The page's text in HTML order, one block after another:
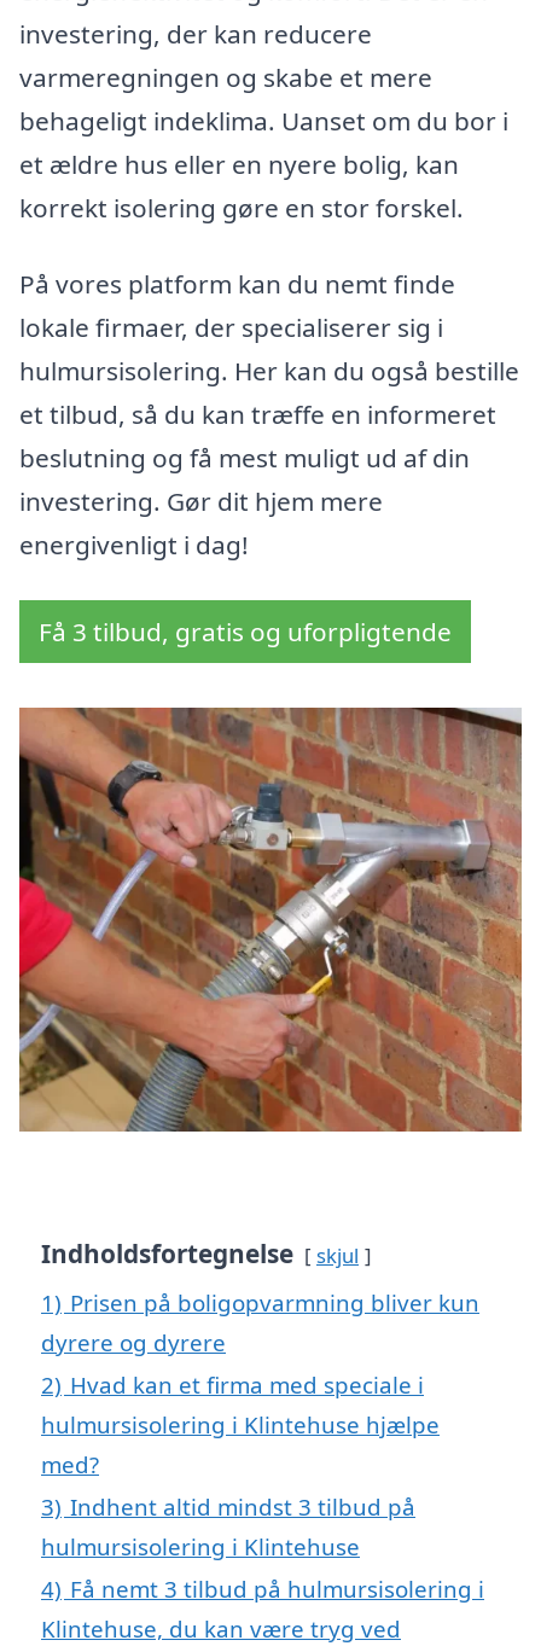
investering, der kan reducere
varmeregningen og skabe et mere
behageligt indeklima. Uanset om du bor i
et ældre hus eller en nyere bolig, kan
korrekt isolering gøre en stor forskel.
På vores platform kan du nemt finde
lokale firmaer, der specialiserer sig i
hulmursisolering. Her kan du også bestille
et tilbud, så du kan træffe en informeret
beslutning og få mest muligt ud af din
investering. Gør dit hjem mere
energivenligt i dag!
Få 3 tilbud, gratis og uforpligtende
Indholdsfortegnelse skjul
1) Prisen på boligopvarmning bliver kun
dyrere og dyrere
2) Hvad kan et firma med speciale i
hulmursisolering i Klintehuse hjælpe
med?
3) Indhent altid mindst 3 tilbud på
hulmursisolering i Klintehuse
4) Få nemt 3 tilbud på hulmursisolering i
Klintehuse, du kan være tryg ved